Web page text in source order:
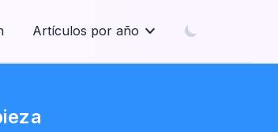
Artículos por año